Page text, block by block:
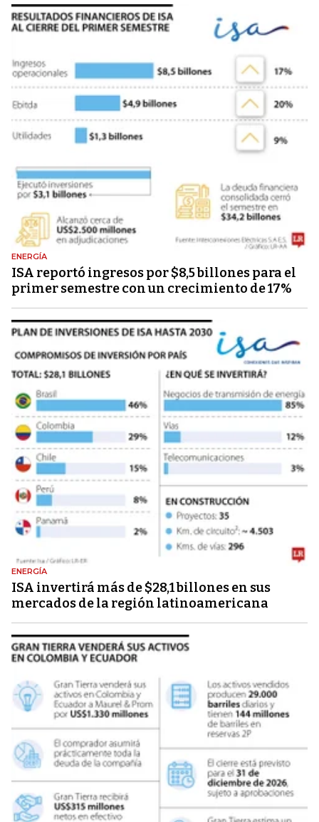
ENERGÍA
ISA reportó ingresos por $8,5 billones para el
primer semestre con un crecimiento de 17%
ENERGÍA
ISA invertirá más de $28,1 billones en sus
mercados de la región latinoamericana